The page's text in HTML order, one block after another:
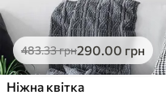
483.33грн290.00 грн
Ніжна квітка